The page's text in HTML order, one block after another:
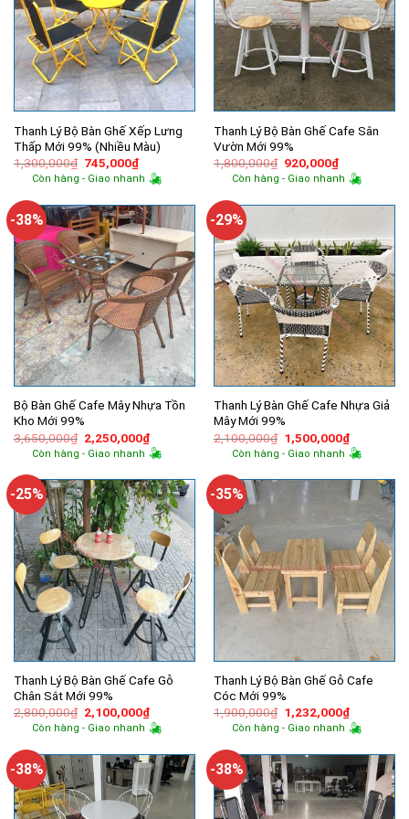
Thanh Lý Bộ Bàn Ghế Xếp Lưng
Thấp Mới 99% (Nhiều Màu)
1,300,000₫ Giá
gốc
là:
745,000₫Giá
hiện
tại
745,000₫.
Còn hàng - Giao nhanh
Thanh Lý Bộ Bàn Ghế Cafe Sân
Vườn Mới 99%
1,800,000₫ Giá
gốc
là:
920,000₫Giá
hiện
tại
920,000₫.
Còn hàng - Giao nhanh
-38%
Bộ Bàn Ghế Cafe Mây Nhựa Tồn
Kho Mới 99%
3,650,000₫ Giá
gốc
là:
2,250,000₫Giá
hiện
tại
2,250,000₫.
Còn hàng - Giao nhanh
-29%
Thanh Lý Bàn Ghế Cafe Nhựa Giả
Mây Mới 99%
2,100,000₫ Giá
gốc
là:
1,500,000₫Giá
hiện
tại
Còn hàng - Giao nhanh
-25%
Thanh Lý Bộ Bàn Ghế Cafe Gỗ
Chân Sắt Mới 99%
2,800,000₫ Giá
gốc
là:
2,100,000₫Giá
hiện
tại
2,100,000₫.
Còn hàng - Giao nhanh
-35%
Thanh Lý Bộ Bàn Ghế Gỗ Cafe
Cóc Mới 99%
1,900,000₫ Giá
gốc
là:
1,232,000₫Giá
hiện
tại
Còn hàng - Giao nhanh
-38% -38%